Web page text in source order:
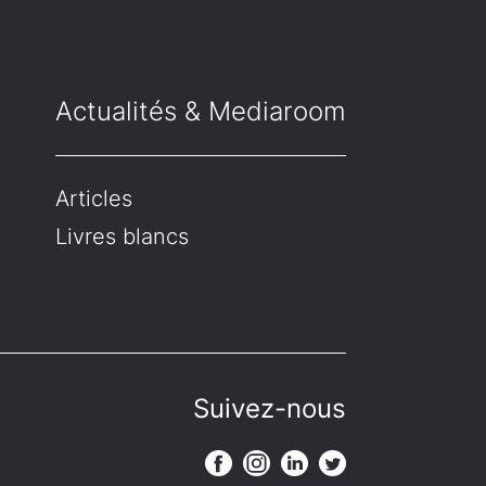
Actualités & Mediaroom
Articles
Livres blancs
Suivez-nous